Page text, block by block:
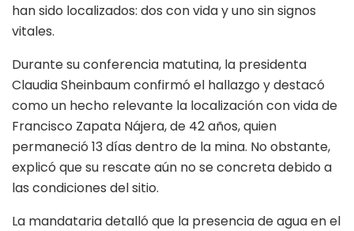
han sido localizados: dos con vida y uno sin signos
vitales.
Durante su conferencia matutina, la presidenta
Claudia Sheinbaum confirmó el hallazgo y destacó
como un hecho relevante la localización con vida de
Francisco Zapata Nájera, de 42 años, quien
permaneció 13 días dentro de la mina. No obstante,
explicó que su rescate aún no se concreta debido a
las condiciones del sitio.
La mandataria detalló que la presencia de agua en el